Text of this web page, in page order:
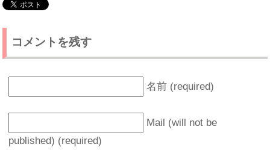
コメントを残す
名前 (required)
Mail (will not be
published) (required)